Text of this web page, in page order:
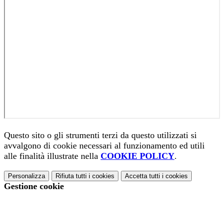
Questo sito o gli strumenti terzi da questo utilizzati si
avvalgono di cookie necessari al funzionamento ed utili
alle finalità illustrate nella COOKIE POLICY.
Personalizza Rifiuta tutti i cookies Accetta tutti i cookies
Gestione cookie